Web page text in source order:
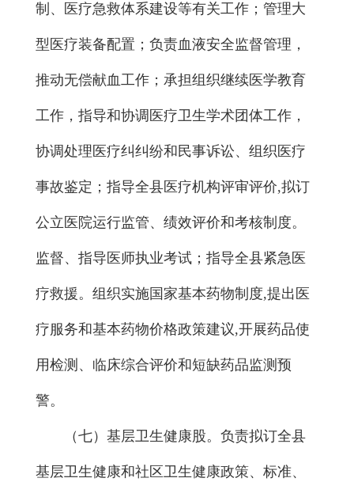
制、医疗急救体系建设等有关工作；管理大
型医疗装备配置；负责血液安全监督管理，
推动无偿献血工作；承担组织继续医学教育
工作，指导和协调医疗卫生学术团体工作，
协调处理医疗纠纠纷和民事诉讼、组织医疗
事故鉴定；指导全县医疗机构评审评价,拟订
公立医院运行监管、绩效评价和考核制度。
监督、指导医师执业考试；指导全县紧急医
疗救援。组织实施国家基本药物制度,提出医
疗服务和基本药物价格政策建议,开展药品使
用检测、临床综合评价和短缺药品监测预
警。
（七）基层卫生健康股。负责拟订全县
基层卫生健康和社区卫生健康政策、标准、